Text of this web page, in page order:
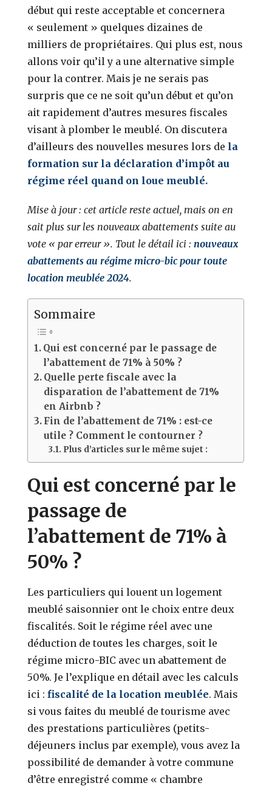
début qui reste acceptable et concernera
« seulement » quelques dizaines de
milliers de propriétaires. Qui plus est, nous
allons voir qu’il y a une alternative simple
pour la contrer. Mais je ne serais pas
surpris que ce ne soit qu’un début et qu’on
ait rapidement d’autres mesures fiscales
visant à plomber le meublé. On discutera
d’ailleurs des nouvelles mesures lors de la
formation sur la déclaration d’impôt au
régime réel quand on loue meublé.
Mise à jour : cet article reste actuel, mais on en
sait plus sur les nouveaux abattements suite au
vote « par erreur ». Tout le détail ici : nouveaux
abattements au régime micro-bic pour toute
location meublée 2024.
Sommaire
Qui est concerné par le passage de
l’abattement de 71% à 50% ?
Quelle perte fiscale avec la
disparation de l’abattement de 71%
en Airbnb ?
Fin de l’abattement de 71% : est-ce
utile ? Comment le contourner ?
Plus d’articles sur le même sujet :
Qui est concerné par le
passage de
l’abattement de 71% à
50% ?
Les particuliers qui louent un logement
meublé saisonnier ont le choix entre deux
fiscalités. Soit le régime réel avec une
déduction de toutes les charges, soit le
régime micro-BIC avec un abattement de
50%. Je l’explique en détail avec les calculs
ici :fiscalité de la location meublée. Mais
si vous faites du meublé de tourisme avec
des prestations particulières (petits-
déjeuners inclus par exemple), vous avez la
possibilité de demander à votre commune
d’être enregistré comme « chambre